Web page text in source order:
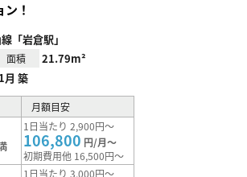
！
「岩倉駅」
面積 21.79m²
月 築
月額目安
1日当たり 2,900円～
106,800 円/月～
初期費用他 16,500円～
1日当たり 3,000円～